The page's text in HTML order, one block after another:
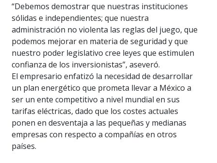
“Debemos demostrar que nuestras instituciones
sólidas e independientes; que nuestra
administración no violenta las reglas del juego, que
podemos mejorar en materia de seguridad y que
nuestro poder legislativo cree leyes que estimulen
confianza de los inversionistas”, aseveró.
El empresario enfatizó la necesidad de desarrollar
un plan energético que prometa llevar a México a
ser un ente competitivo a nivel mundial en sus
tarifas eléctricas, dado que los costes actuales
ponen en desventaja a las pequeñas y medianas
empresas con respecto a compañías en otros
países.